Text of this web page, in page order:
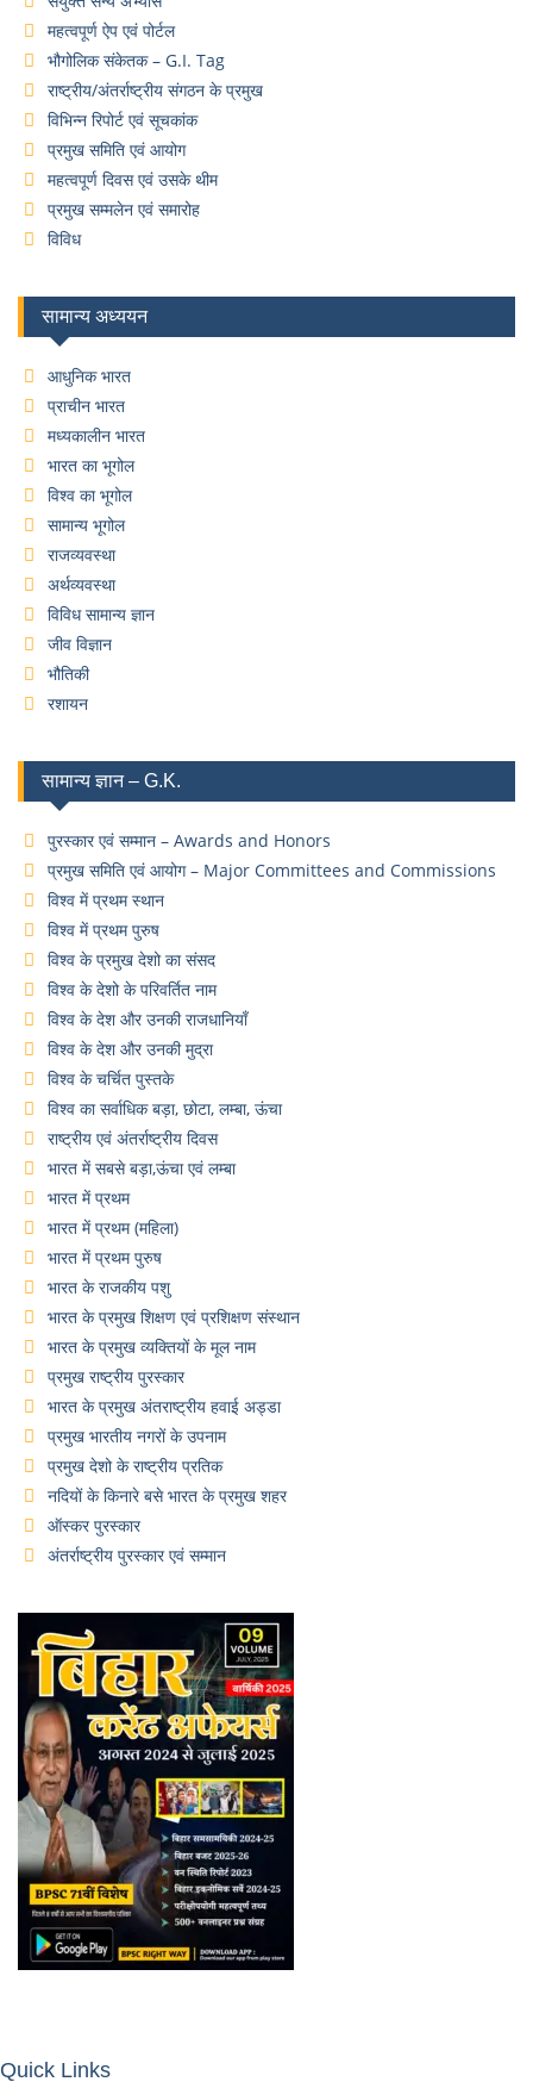
महत्वपूर्ण ऐप एवं पोर्टल
भौगोलिक संकेतक – G.I. Tag
राष्ट्रीय/अंतर्राष्ट्रीय संगठन के प्रमुख
विभिन्न रिपोर्ट एवं सूचकांक
प्रमुख समिति एवं आयोग
महत्वपूर्ण दिवस एवं उसके थीम
प्रमुख सम्मलेन एवं समारोह
विविध
सामान्य अध्ययन
आधुनिक भारत
प्राचीन भारत
मध्यकालीन भारत
भारत का भूगोल
विश्व का भूगोल
सामान्य भूगोल
राजव्यवस्था
अर्थव्यवस्था
विविध सामान्य ज्ञान
जीव विज्ञान
भौतिकी
रशायन
सामान्य ज्ञान – G.K.
पुरस्कार एवं सम्मान – Awards and Honors
प्रमुख समिति एवं आयोग – Major Committees and Commissions
विश्व में प्रथम स्थान
विश्व में प्रथम पुरुष
विश्व के प्रमुख देशो का संसद
विश्व के देशो के परिवर्तित नाम
विश्व के देश और उनकी राजधानियाँ
विश्व के देश और उनकी मुद्रा
विश्व के चर्चित पुस्तके
विश्व का सर्वाधिक बड़ा, छोटा, लम्बा, ऊंचा
राष्ट्रीय एवं अंतर्राष्ट्रीय दिवस
भारत में सबसे बड़ा,ऊंचा एवं लम्बा
भारत में प्रथम
भारत में प्रथम (महिला)
भारत में प्रथम पुरुष
भारत के राजकीय पशु
भारत के प्रमुख शिक्षण एवं प्रशिक्षण संस्थान
भारत के प्रमुख व्यक्तियों के मूल नाम
प्रमुख राष्ट्रीय पुरस्कार
भारत के प्रमुख अंतराष्ट्रीय हवाई अड्डा
प्रमुख भारतीय नगरों के उपनाम
प्रमुख देशो के राष्ट्रीय प्रतिक
नदियों के किनारे बसे भारत के प्रमुख शहर
ऑस्कर पुरस्कार
अंतर्राष्ट्रीय पुरस्कार एवं सम्मान
Quick Links